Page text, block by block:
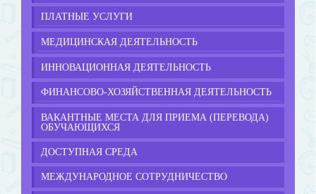
ПЛАТНЫЕ УСЛУГИ
МЕДИЦИНСКАЯ ДЕЯТЕЛЬНОСТЬ
ИННОВАЦИОННАЯ ДЕЯТЕЛЬНОСТЬ
ФИНАНСОВО-ХОЗЯЙСТВЕННАЯ ДЕЯТЕЛЬНОСТЬ
ВАКАНТНЫЕ МЕСТА ДЛЯ ПРИЕМА (ПЕРЕВОДА)
ОБУЧАЮЩИХСЯ
ДОСТУПНАЯ СРЕДА
МЕЖДУНАРОДНОЕ СОТРУДНИЧЕСТВО